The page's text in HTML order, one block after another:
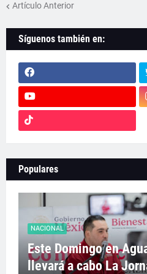
Artículo Anterior
Síguenos también en:
Populares
NACIONAL
Este Domingo en
llevará a cabo La